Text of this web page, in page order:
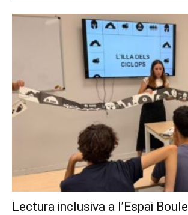
Lectura inclusiva a l’Espai Boule